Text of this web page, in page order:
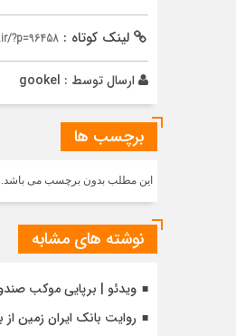
لینک کوتاه : ?p=96458
ارسال توسط : gookel
برچسب ها
این مطلب بدون برچسب می باشد.
نوشته های مشابه
ویدئو | برپایی موکب
روایت بانک ایران زمین